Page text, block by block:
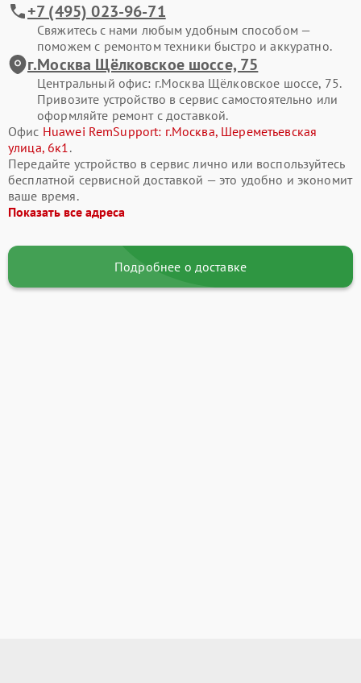
+7 (495) 023-96-71
Свяжитесь с нами любым удобным способом —
поможем с ремонтом техники быстро и аккуратно.
г.Москва Щёлковское шоссе, 75
Центральный офис: г.Москва Щёлковское шоссе, 75.
Привозите устройство в сервис самостоятельно или
оформляйте ремонт с доставкой.
Офис Huawei RemSupport: г.Москва, Шереметьевская
улица, 6к1.
Передайте устройство в сервис лично или воспользуйтесь
бесплатной сервисной доставкой — это удобно и экономит
ваше время.
Показать все адреса
Подробнее о доставке